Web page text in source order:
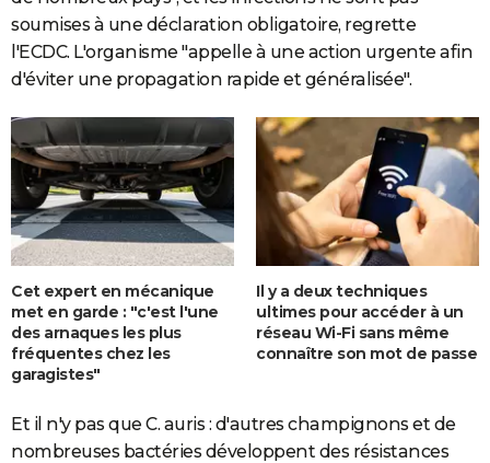
soumises à une déclaration obligatoire, regrette
l'ECDC. L'organisme "appelle à une action urgente afin
d'éviter une propagation rapide et généralisée".
Cet expert en mécanique
met en garde : "c'est l'une
des arnaques les plus
fréquentes chez les
garagistes"
Il y a deux techniques
ultimes pour accéder à un
réseau Wi-Fi sans même
connaître son mot de passe
Et il n'y pas que C. auris : d'autres champignons et de
nombreuses bactéries développent des résistances